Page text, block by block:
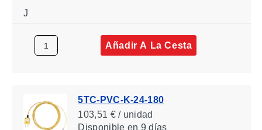
J
Añadir A La Cesta
5TC-PVC-K-24-180
103,51 € / unidad
Disponibleen 9 días